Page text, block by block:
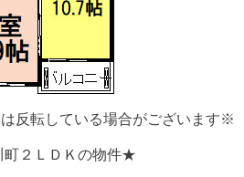
反転している場合がございます※
町２ＬＤＫの物件★